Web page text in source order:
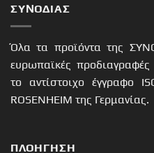
ΣΥΝΟΔΙΑΣ
Όλα τα προϊόντα της
ευρωπαϊκές προδιαγραφές
το αντίστοιχο έγγραφο
ROSENHEIM της Γερμανίας.
ΠΛΟΉΓΗΣΗ